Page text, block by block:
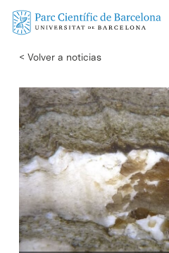
Skip
content
< Volver a noticias